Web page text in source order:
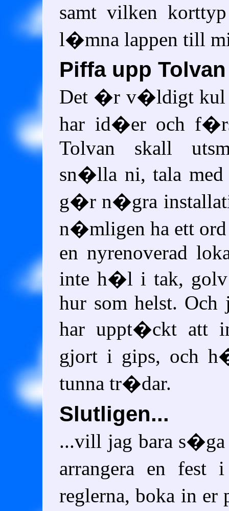
samt vilken
l�mna lappen till
Piffa upp Tolvan
Det �r v�ldigt kul
har id�er och
Tolvan skall
sn�lla ni, tala
g�r n�gra
n�mligen ha ett
en nyrenoverad
inte h�l i tak,
hur som helst. Och
har uppt�ckt att
gjort i gips, och
tunna tr�dar.
Slutligen...
...vill jag bara
arrangera en
reglerna, boka in